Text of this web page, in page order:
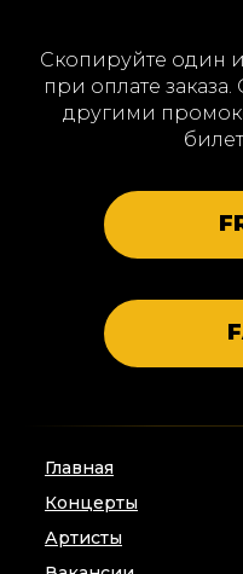
Скопируйте один
при оплате
другими
Главная
Концерты
Артисты